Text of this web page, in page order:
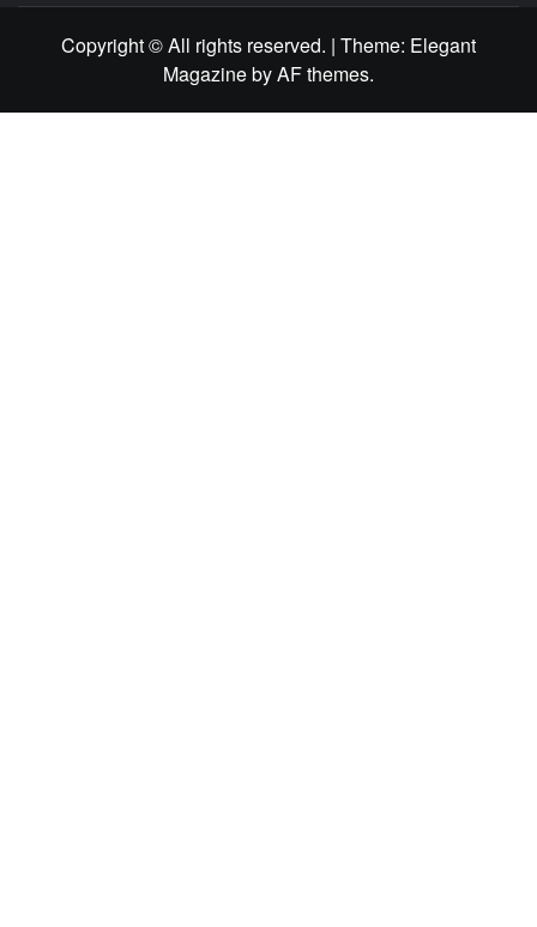
Copyright © All rights reserved. | Theme: Elegant
MagazinebyAF themes.